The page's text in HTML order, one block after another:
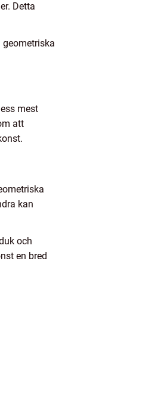
Detta
mest
att
kan
och
en bred